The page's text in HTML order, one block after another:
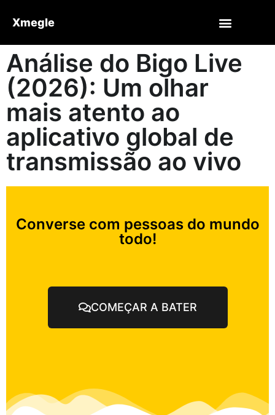
Xmegle
Análise do Bigo Live
(2026): Um olhar
mais atento ao
aplicativo global de
transmissão ao vivo
Converse com pessoas do mundo
todo!
COMEÇAR A BATER